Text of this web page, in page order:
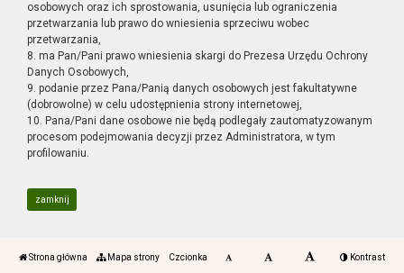
osobowych oraz ich sprostowania, usunięcia lub ograniczenia
przetwarzania lub prawo do wniesienia sprzeciwu wobec
przetwarzania,
8. ma Pan/Pani prawo wniesienia skargi do Prezesa Urzędu Ochrony
Danych Osobowych,
9. podanie przez Pana/Panią danych osobowych jest fakultatywne
(dobrowolne) w celu udostępnienia strony internetowej,
10. Pana/Pani dane osobowe nie będą podlegały zautomatyzowanym
procesom podejmowania decyzji przez Administratora, w tym
profilowaniu.
zamknij
Strona główna Mapa strony Czcionka Kontrast